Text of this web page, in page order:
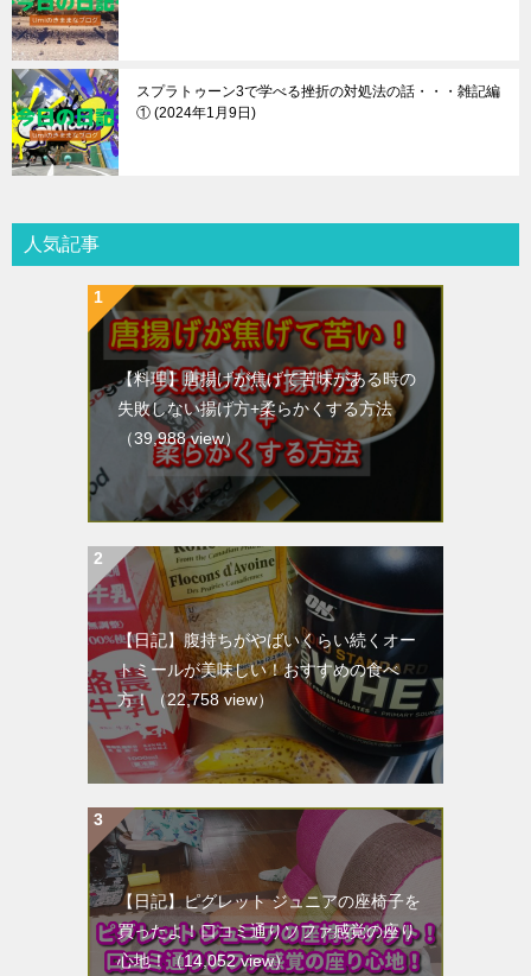
スプラトゥーン3で学べる挫折の対処法の話・・・雑記編
① 2024年1月9日
人気記事
【料理】唐揚げが焦げて苦味がある時の
失敗しない揚げ方+柔らかくする方法
（39,988 view）
【日記】腹持ちがやばいくらい続くオー
トミールが美味しい！おすすめの食べ
方！
（22,758 view）
【日記】ピグレット ジュニアの座椅子を
買ったよ！口コミ通りソファ感覚の座り
心地！（14,052 view）